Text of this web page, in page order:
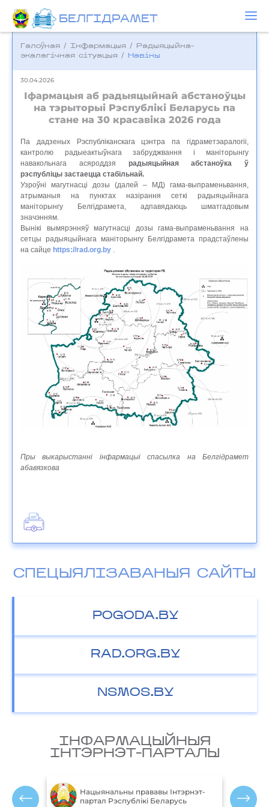
БЕЛГIДРAМЕТ
Галоўная / Інфармацыя /
Радыяцыйна-
экалагічная сітуацыя / Навіны
30.04.2026
Іфармацыя аб радыяцыйнай абстаноўцы
на тэрыторыі Рэспублікі Беларусь па
стане на 30 красавіка 2026 года
Па дадзеных Рэспубліканскага цэнтра па гідраметэаралогіі,
кантролю радыеактыўнага забруджвання і маніторынгу
навакольнага асяроддзя радыяцыйная абстаноўка ў
рэспубліцы застаецца стабільнай.
Узроўні магутнасці дозы (далей – МД) гама-выпраменьвання,
атрыманыя на пунктах назірання сеткі радыяцыйнага
маніторынгу Белгідрамета, адпавядаюць шматгадовым
значэнням.
Вынікі вымярэнняў магутнасці дозы гама-выпраменьвання на
сетцы радыяцыйнага маніторынгу Белгідрамета прадстаўлены
на сайце https://rad.org.by .
Пры выкарыстанні інфармацыі спасылка на Белгідрамет
абавязкова
СПЕЦЫЯЛІЗАВАНЫЯ САЙТЫ
POGODA.BY
RAD.ORG.BY
NSMOS.BY
IНФАРМАЦЫЙНЫЯ
IНТЭРНЭТ-ПАРТАЛЫ
Нацыянальны прававы Інтэрнэт-
партал Рэспублікі Беларусь